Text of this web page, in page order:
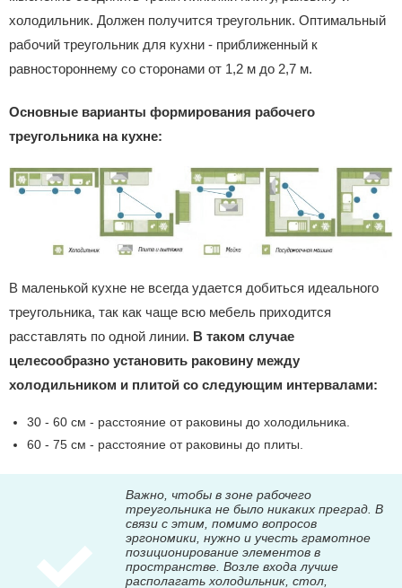
холодильник. Должен получится треугольник. Оптимальный
рабочий треугольник для кухни - приближенный к
равностороннему со сторонами от 1,2 м до 2,7 м.
Основные варианты формирования рабочего
треугольника на кухне:
В маленькой кухне не всегда удается добиться идеального
треугольника, так как чаще всю мебель приходится
расставлять по одной линии. В таком случае
целесообразно установить раковину между
холодильником и плитой со следующим интервалами:
30 - 60 см - расстояние от раковины до холодильника.
60 - 75 см - расстояние от раковины до плиты.
Важно, чтобы в зоне рабочего
треугольника не было никаких преград. В
связи с этим, помимо вопросов
эргономики, нужно и учесть грамотное
позиционирование элементов в
пространстве. Возле входа лучше
располагать холодильник, стол,